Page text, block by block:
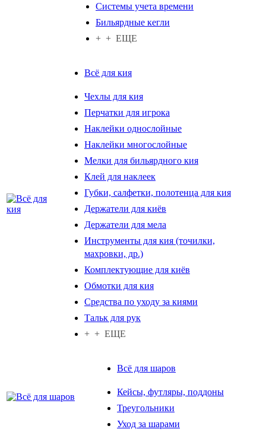
Системы учета времени
Бильярдные кегли
+ + ЕЩЕ
Всё для кия
Чехлы для кия
Перчатки для игрока
Наклейки однослойные
Наклейки многослойные
Мелки для бильярдного кия
Клей для наклеек
Губки, салфетки, полотенца для кия
Держатели для киёв
Держатели для мела
Инструменты для кия (точилки,
махровки, др.)
Комплектующие для киёв
Обмотки для кия
Средства по уходу за киями
Тальк для рук
+ + ЕЩЕ
Всё для шаров
Кейсы, футляры, поддоны
Треугольники
Уход за шарами